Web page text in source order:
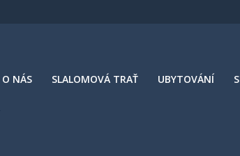
O NÁS SLALOMOVÁ TRAŤ UBYTOVÁNÍ